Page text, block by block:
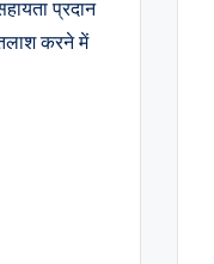
प्रदान
करने में